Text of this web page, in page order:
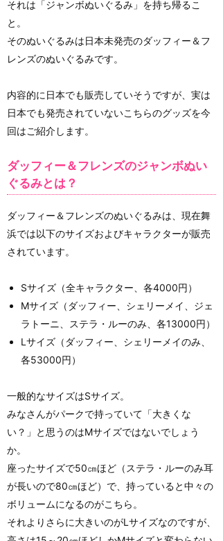
それは「ジャンボぬいぐるみ」を持ち帰るこ
と。
そのぬいぐるみは日本未発売のダッフィー＆フ
レンズのぬいぐるみです。
内容的に日本でも販売していそうですが、実は
日本でも発売されていないこちらのグッズを今
回はご紹介します。
ダッフィー＆フレンズのジャンボぬい
ぐるみとは？
ダッフィー＆フレンズのぬいぐるみは、現在舞
浜では以下のサイズおよびキャラクターが販売
されています。
Sサイズ（全キャラクター、各4000円）
Mサイズ（ダッフィー、シェリーメイ、ジェ
ラトーニ、ステラ・ルーのみ、各13000円）
Lサイズ（ダッフィー、シェリーメイのみ、
各53000円）
一般的なサイズはSサイズ。
みなさんがパークで持っていて「大きくな
い？」と思うのはMサイズではないでしょう
か。
座ったサイズで50㎝ほど（ステラ・ルーのみ耳
が長いので80㎝ほど）で、持っていると中々の
ボリュームになるのがこちら。
それよりさらに大きいのがLサイズなのですが、